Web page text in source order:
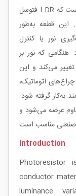
فتوسل LDR با قطر ۱۲ میلی‌متر یک مقاومت وابسته به نور است که
این قطعه به‌طور
نور یا کنترل
هنگامی که نور بر
می‌کند و این
اتوماتیک،
به‌کار گرفته شود.
عرضه می‌شود و
Introduction
conductor
luminance